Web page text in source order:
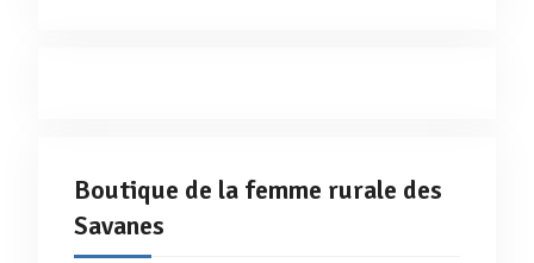
Boutique de la femme rurale des
Savanes